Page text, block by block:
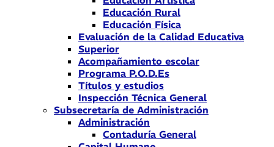
Educación Rural
Educación Física
Evaluación de la Calidad Educativa
Superior
Acompañamiento escolar
Programa P.O.D.Es
Títulos y estudios
Inspección Técnica General
Subsecretaría de Administración
Administración
Contaduría General